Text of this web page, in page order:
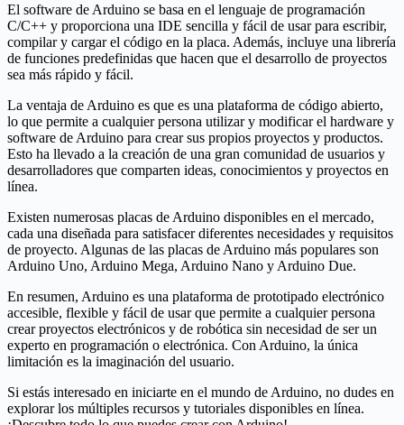
El software de Arduino se basa en el lenguaje de programación
C/C++ y proporciona una IDE sencilla y fácil de usar para escribir,
compilar y cargar el código en la placa. Además, incluye una librería
de funciones predefinidas que hacen que el desarrollo de proyectos
sea más rápido y fácil.
La ventaja de Arduino es que es una plataforma de código abierto,
lo que permite a cualquier persona utilizar y modificar el hardware y
software de Arduino para crear sus propios proyectos y productos.
Esto ha llevado a la creación de una gran comunidad de usuarios y
desarrolladores que comparten ideas, conocimientos y proyectos en
línea.
Existen numerosas placas de Arduino disponibles en el mercado,
cada una diseñada para satisfacer diferentes necesidades y requisitos
de proyecto. Algunas de las placas de Arduino más populares son
Arduino Uno, Arduino Mega, Arduino Nano y Arduino Due.
En resumen, Arduino es una plataforma de prototipado electrónico
accesible, flexible y fácil de usar que permite a cualquier persona
crear proyectos electrónicos y de robótica sin necesidad de ser un
experto en programación o electrónica. Con Arduino, la única
limitación es la imaginación del usuario.
Si estás interesado en iniciarte en el mundo de Arduino, no dudes en
explorar los múltiples recursos y tutoriales disponibles en línea.